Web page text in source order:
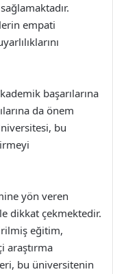
empati
başarılarına
da önem
bu
yön veren
dikkat çekmektedir.
eğitim,
araştırma
bu üniversitenin